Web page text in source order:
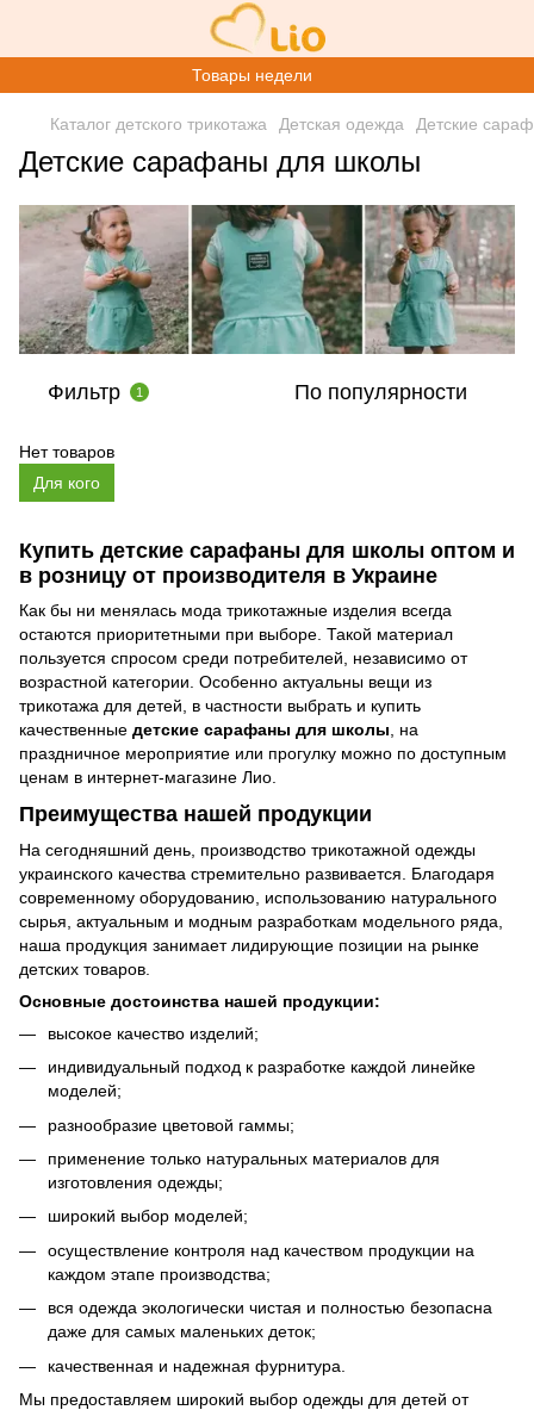
Товары недели
Каталог детского трикотажа Детская одежда Детские
Детские сарафаны для школы
Фильтр 1 По популярности
Нет товаров
Купить детские сарафаны для школы оптом и
в розницу от производителя в Украине
Как бы ни менялась мода трикотажные изделия всегда
остаются приоритетными при выборе. Такой материал
пользуется спросом среди потребителей, независимо от
возрастной категории. Особенно актуальны вещи из
трикотажа для детей, в частности выбрать и купить
качественные детские сарафаны для школы , на
праздничное мероприятие или прогулку можно по доступным
ценам в интернет-магазине Лио.
Преимущества нашей продукции
На сегодняшний день, производство трикотажной одежды
украинского качества стремительно развивается. Благодаря
современному оборудованию, использованию натурального
сырья, актуальным и модным разработкам модельного ряда,
наша продукция занимает лидирующие позиции на рынке
детских товаров.
Основные достоинства нашей продукции:
высокое качество изделий;
индивидуальный подход к разработке каждой линейке
моделей;
разнообразие цветовой гаммы;
применение только натуральных материалов для
изготовления одежды;
широкий выбор моделей;
осуществление контроля над качеством продукции на
каждом этапе производства;
вся одежда экологически чистая и полностью безопасна
даже для самых маленьких деток;
качественная и надежная фурнитура.
Мы предоставляем широкий выбор одежды для детей от
Для кого